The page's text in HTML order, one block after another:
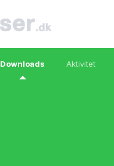
Downloads Aktivitet